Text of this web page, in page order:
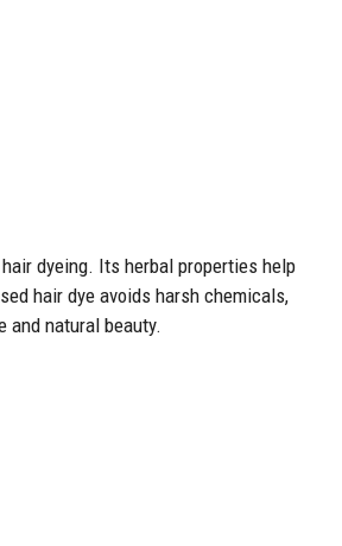
dyeing. Its herbal properties help
hair dye avoids harsh chemicals,
natural beauty.